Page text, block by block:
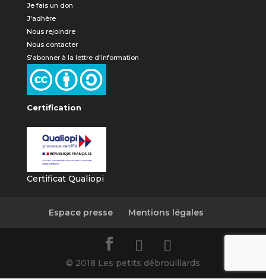
Je fais un don
J'adhère
Nous rejoindre
Nous contacter
S'abonner à la lettre d'information
Certification
Certificat Qualiopi
Espace presse Mentions légales
© 2018 Les petits débrouillards